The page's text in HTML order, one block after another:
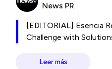
News PR
[EDITORIAL] Esencia
Challenge with
Leer más